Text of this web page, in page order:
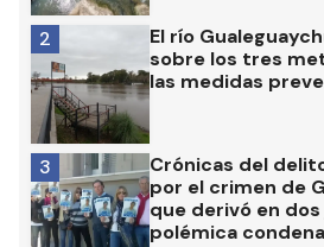
El río
sobre los tres
las medidas
2
Crónicas del
por el crimen de
que derivó en
polémica condena
3